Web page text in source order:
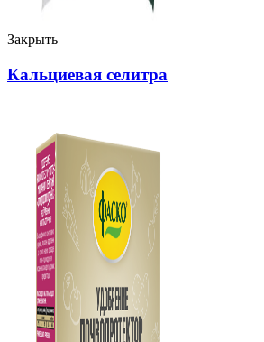
Закрыть
Кальциевая селитра